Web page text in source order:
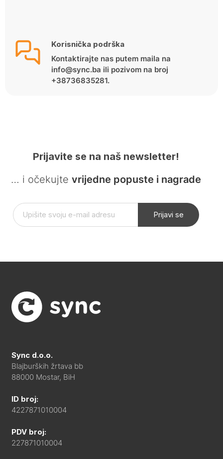
Korisnička podrška
Kontaktirajte nas putem maila na
info@sync.ba ili pozivom na broj
+38736835281.
Prijavite se na naš newsletter!
… i očekujte vrijedne popuste i nagrade
Prijavi se
Sync d.o.o.
Blajburških žrtava bb
88000 Mostar, BiH
ID broj:
4227871010004
PDV broj:
227871010004